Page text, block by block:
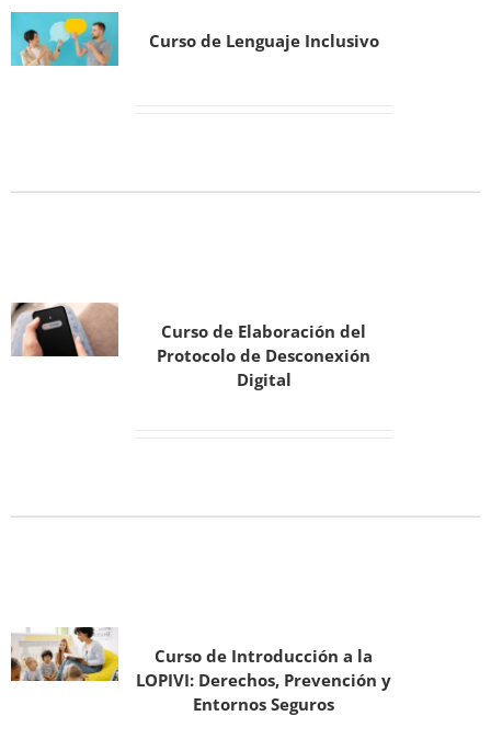
Curso de Lenguaje Inclusivo
Curso de Elaboración del
Protocolo de Desconexión
Digital
Curso de Introducción a la
LOPIVI: Derechos, Prevención y
Entornos Seguros